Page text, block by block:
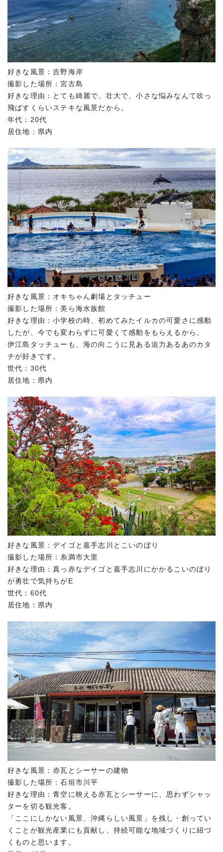
好きな風景：吉野海岸
撮影した場所：宮古島
好きな理由：とても綺麗で、壮大で、小さな悩みなんて吹っ
飛ばすくらいステキな風景だから。
年代：20代
居住地：県内
好きな風景：オキちゃん劇場とタッチュー
撮影した場所：美ら海水族館
好きな理由：小学校の時、初めてみたイルカの可愛さに感動
したが、今でも変わらずに可愛くて感動をもらえるから。
伊江島タッチューも、海の向こうに見ある迫力あるあのカタ
チが好きです。
世代：30代
居住地：県内
好きな風景：デイゴと嘉手志川とこいのぼり
撮影した場所：糸満市大里
好きな理由：真っ赤なデイゴと嘉手志川にかかるこいのぼり
が勇壮で気持ちがE
世代：60代
居住地：県内
好きな風景：赤瓦とシーサーの建物
撮影した場所：石垣市川平
好きな理由：青空に映える赤瓦とシーサーに、思わずシャッ
ターを切る観光客。
「ここにしかない風景、沖縄らしい風景」を残し・創ってい
くことが観光産業にも貢献し、持続可能な地域づくりに紐づ
くものと思います。